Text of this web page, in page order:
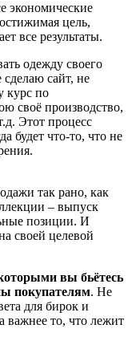
экономические
цель,
все результаты.
одежду своего
сайт, не
курс по
своё производство,
Этот процесс
будет что-то, что не
так рано, как
– выпуск
позиции. И
своей целевой
вы бьётесь
покупателям. Не
для бирок и
важнее то, что лежит